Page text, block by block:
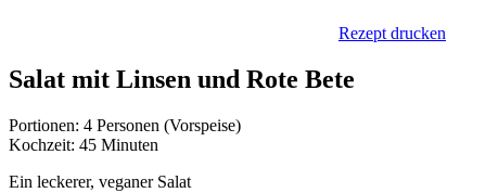
Rezept drucken
Salat mit Linsen und Rote Bete
Portionen: 4 Personen (Vorspeise)
Kochzeit: 45 Minuten
Ein leckerer, veganer Salat